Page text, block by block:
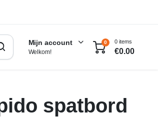
Mijn account
Welkom!
0 0 items
€0.00
spatbord